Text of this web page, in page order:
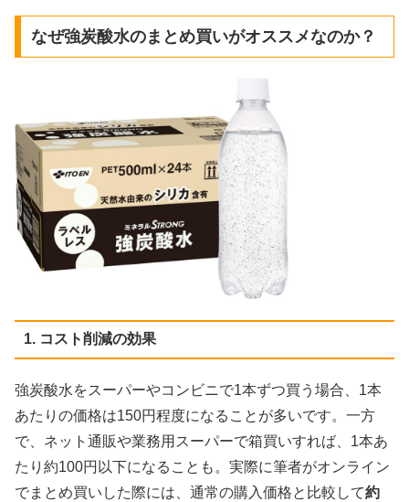
なぜ強炭酸水のまとめ買いがオススメなのか？
1. コスト削減の効果
強炭酸水をスーパーやコンビニで1本ずつ買う場合、1本
あたりの価格は150円程度になることが多いです。一方
で、ネット通販や業務用スーパーで箱買いすれば、1本あ
たり約100円以下になることも。実際に筆者がオンライン
でまとめ買いした際には、通常の購入価格と比較して約